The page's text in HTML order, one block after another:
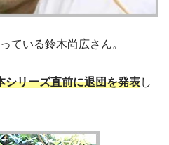
ている鈴木尚広さん。
シリーズ直前に退団を発表し